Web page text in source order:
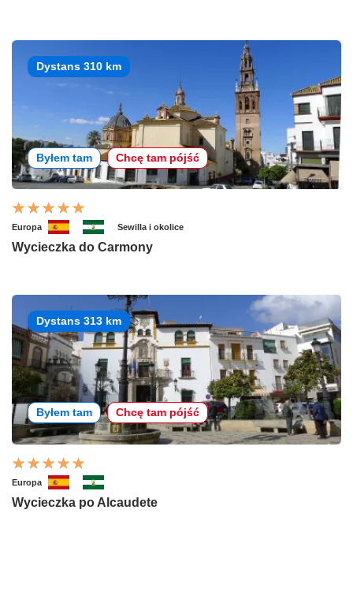
Dystans 310 km
Byłem tam Chcę tam pójść
Europa Sewilla i okolice
Wycieczka do Carmony
Dystans 313 km
Byłem tam Chcę tam pójść
Europa
Wycieczka po Alcaudete